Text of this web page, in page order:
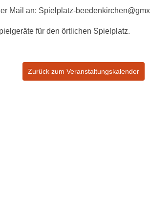
Mail an: Spielplatz-
für den örtlichen Spielplatz.
Zurück zum Veranstaltungskalender